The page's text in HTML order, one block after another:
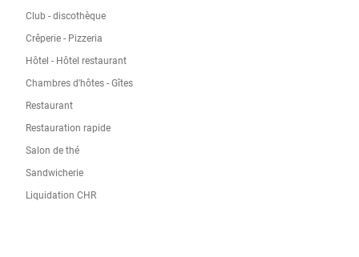
Club - discothèque
Crêperie - Pizzeria
Hôtel - Hôtel restaurant
Chambres d'hôtes - Gîtes
Restaurant
Restauration rapide
Salon de thé
Sandwicherie
Liquidation CHR